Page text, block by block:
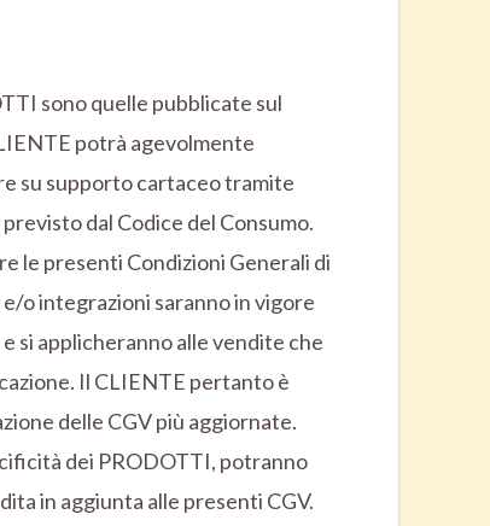
sono quelle pubblicate sul
potrà agevolmente
su supporto cartaceo tramite
dal Codice del Consumo.
le presenti Condizioni Generali di
o integrazioni saranno in vigore
si applicheranno alle vendite che
Il CLIENTE pertanto è
delle CGV più aggiornate.
dei PRODOTTI, potranno
in aggiunta alle presenti CGV.